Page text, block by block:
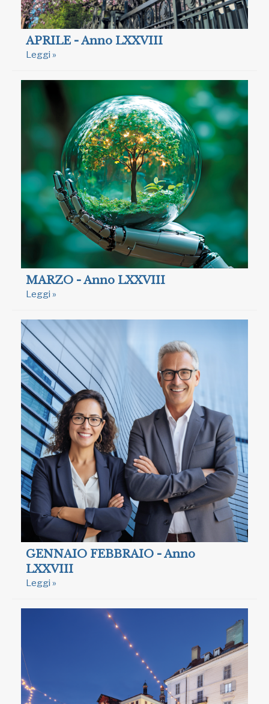
APRILE - Anno LXXVIII
Leggi »
MARZO - Anno LXXVIII
Leggi »
GENNAIO FEBBRAIO - Anno
LXXVIII
Leggi »